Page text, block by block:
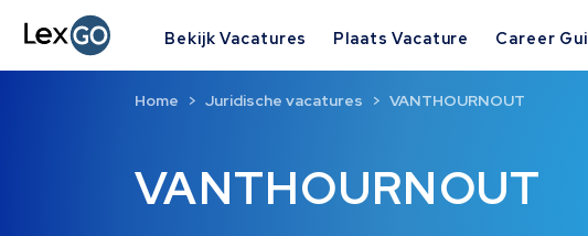
Bekijk Vacatures Plaats Vacature Career
VANTHOURNOUT
Home Juridische vacatures VANTHOURNOUT